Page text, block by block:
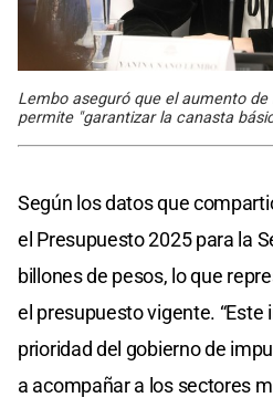
Lembo aseguró que el aumento
permite "garantizar la canasta
Según los datos que
el Presupuesto 2025 para la
billones de pesos, lo que
el presupuesto vigente.
prioridad del gobierno de
a acompañar a los sectores